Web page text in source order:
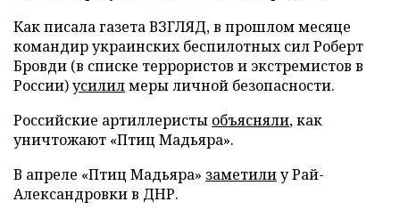
Как писала газета ВЗГЛЯД, в прошлом месяце
командир украинских беспилотных сил Роберт
Бровди (в списке террористов и экстремистов в
России)усилилмеры личной безопасности.
Российские артиллеристы объясняли, как
уничтожают «Птиц Мадьяра».
В апреле «Птиц Мадьяра» заметилиу Рай-
Александровки в ДНР.